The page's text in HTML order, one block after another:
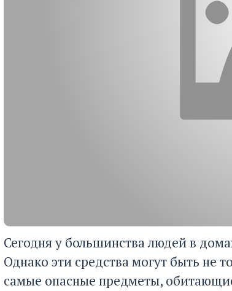
Сегодня у большинства людей в
Однако эти средства могут быть
самые опасные предметы,